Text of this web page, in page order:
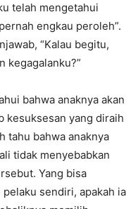
telah mengetahui
engkau peroleh”.
“Kalau begitu,
kegagalanku?”
bahwa anaknya akan
kesuksesan yang diraih
tahu bahwa anaknya
tidak menyebabkan
Yang bisa
sendiri, apakah ia